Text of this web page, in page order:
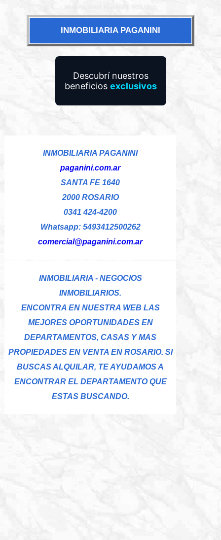
INMOBILIARIA PAGANINI
Descubrí nuestros
beneficios exclusivos
INMOBILIARIA PAGANINI
paganini.com.ar
SANTA FE 1640
2000 ROSARIO
0341 424-4200
Whatsapp: 5493412500262
comercial@paganini.com.ar
INMOBILIARIA - NEGOCIOS
INMOBILIARIOS.
ENCONTRA EN NUESTRA WEB LAS
MEJORES OPORTUNIDADES EN
DEPARTAMENTOS, CASAS Y MAS
PROPIEDADES EN VENTA EN ROSARIO. SI
BUSCAS ALQUILAR, TE AYUDAMOS A
ENCONTRAR EL DEPARTAMENTO QUE
ESTAS BUSCANDO.